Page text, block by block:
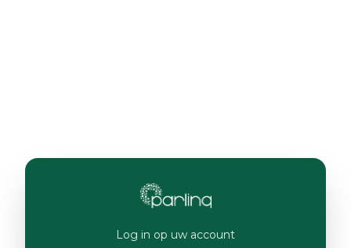
Log in op uw account